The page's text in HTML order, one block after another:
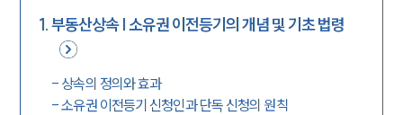
1.부동산상속 | 소유권 이전등기의 개념 및 기초 법령
- 상속의 정의와 효과
-소유권 이전등기 신청인과 단독 신청의 원칙